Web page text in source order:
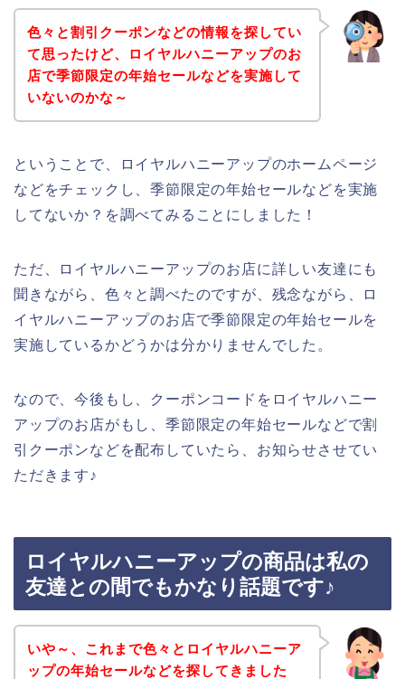
色々と割引クーポンなどの情報を探してい
て思ったけど、ロイヤルハニーアップのお
店で季節限定の年始セールなどを実施して
いないのかな～
ということで、ロイヤルハニーアップのホームページ
などをチェックし、季節限定の年始セールなどを実施
してないか？を調べてみることにしました！
ただ、ロイヤルハニーアップのお店に詳しい友達にも
聞きながら、色々と調べたのですが、残念ながら、ロ
イヤルハニーアップのお店で季節限定の年始セールを
実施しているかどうかは分かりませんでした。
なので、今後もし、クーポンコードをロイヤルハニー
アップのお店がもし、季節限定の年始セールなどで割
引クーポンなどを配布していたら、お知らせさせてい
ただきます♪
ロイヤルハニーアップの商品は私の
友達との間でもかなり話題です♪
いや～、これまで色々とロイヤルハニーア
ップの年始セールなどを探してきました